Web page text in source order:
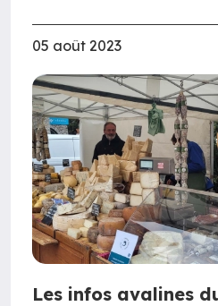
05 août 2023
Les infos avalines